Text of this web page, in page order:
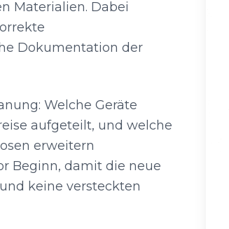
Materialien. Dabei
Dokumentation der
Welche Geräte
aufgeteilt, und welche
erweitern
Beginn, damit die neue
keine versteckten